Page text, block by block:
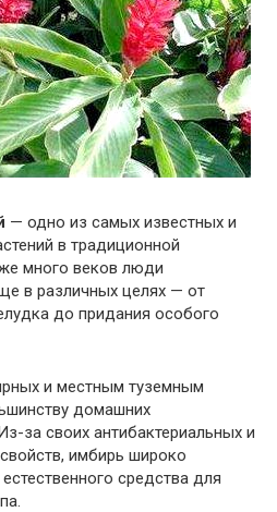
— одно из самых известных и
в традиционной
много веков люди
в различных целях — от
до придания особого
и местным туземным
домашних
за своих антибактериальных и
имбирь широко
средства для